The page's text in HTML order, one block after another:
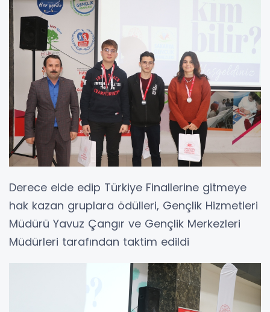
Derece elde edip Türkiye Finallerine gitmeye
hak kazan gruplara ödülleri, Gençlik Hizmetleri
Müdürü Yavuz Çangır ve Gençlik Merkezleri
Müdürleri tarafından taktim edildi